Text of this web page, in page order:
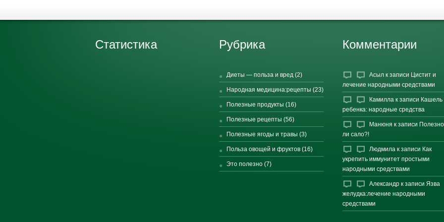
Статистика Рубрика
Диеты — польза и вред(2)
Народная медицина:рецепты (23)
Полезные продукты (16)
Полезные рецепты (56)
Полезные ягоды и травы (3)
Польза овощей и фруктов(16)
Это полезно(7)
Комментарии
Асыл к записи Цистит и
лечение народными средствами
Камилла к записи Кашель
ребенка: народные средства
Манюня к записи Полезно
ли сало?!
Людмила к записи Как
укрепить иммунитет простыми
народными средствами
Александр к записиЯзва
желудка:лечение народными
средствами